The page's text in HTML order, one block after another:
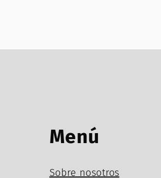
Menú
Sobre nosotros